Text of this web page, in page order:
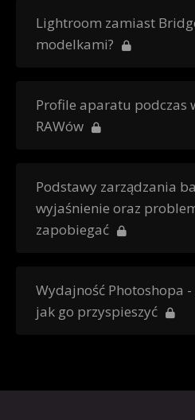
Lightroom zamiast
modelkami?
Profile aparatu podczas
RAWów
Podstawy zarządzania
wyjaśnienie oraz
zapobiegać
Wydajność Photoshopa -
jak go przyspieszyć